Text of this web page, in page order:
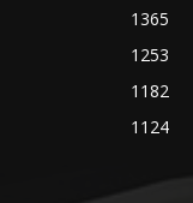
1365
1253
1182
1124